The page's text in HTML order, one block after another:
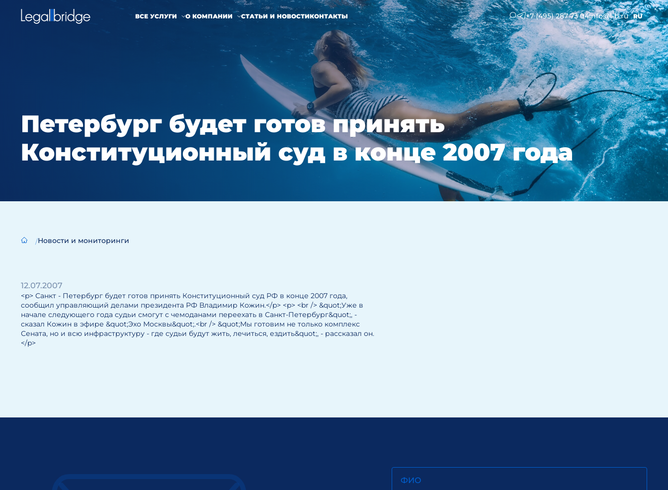
ВСЕ УСЛУГИ О КОМПАНИИ СТАТЬИ И НОВОСТИКОНТАКТЫ +7 (495) 287 73 94info@l-b.ru RU
Петербург будет готов принять
Конституционный суд в конце 2007 года
Новости и мониторинги
12.07.2007
<p> Санкт - Петербург будет готов принять Конституционный суд РФ в конце 2007 года,
сообщил управляющий делами президента РФ Владимир Кожин.</p> <p> <br /> &quot;Уже в
начале следующего года судьи смогут с чемоданами переехать в Санкт-Петербург&quot;, -
сказал Кожин в эфире &quot;Эхо Москвы&quot;.<br /> &quot;Мы готовим не только комплекс
Сената, но и всю инфраструктуру - где судьи будут жить, лечиться, ездить&quot;, - рассказал он.
</p>
ФИО